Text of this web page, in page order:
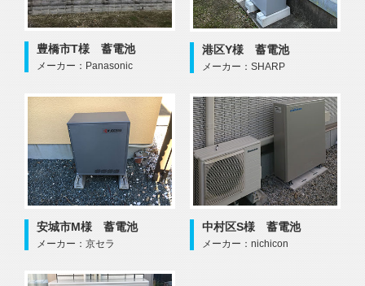
豊橋市T様 蓄電池
メーカー：Panasonic
港区Y様 蓄電池
メーカー：SHARP
安城市M様 蓄電池
メーカー：京セラ
中村区S様 蓄電池
メーカー：nichicon